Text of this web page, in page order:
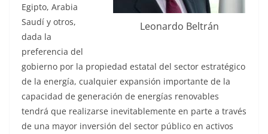
Leonardo Beltrán
Egipto, Arabia
Saudí y otros,
dada la
preferencia del
gobierno por la propiedad estatal del sector estratégico
de la energía, cualquier expansión importante de la
capacidad de generación de energías renovables
tendrá que realizarse inevitablemente en parte a través
de una mayor inversión del sector público en activos